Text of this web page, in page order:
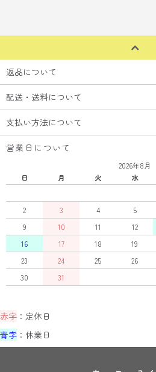
返品について
配送・送料について
支払い方法について
営業日について
2026年8月
日
月 火 水
2
3 4 5
9
10 11 12
16
17 18 19
23
24 25 26
30
31
赤字 ：定休日
青字 ：休業日